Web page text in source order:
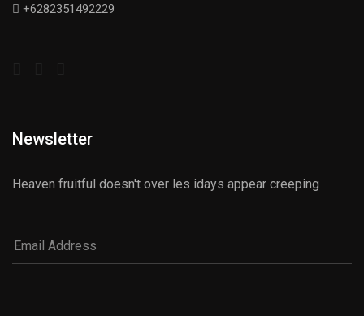
+6282351492229
Newsletter
Heaven fruitful doesn't over les idays appear creeping